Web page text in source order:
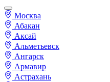
Москва
Абакан
Аксай
Альметьевск
Ангарск
Армавир
Астрахань